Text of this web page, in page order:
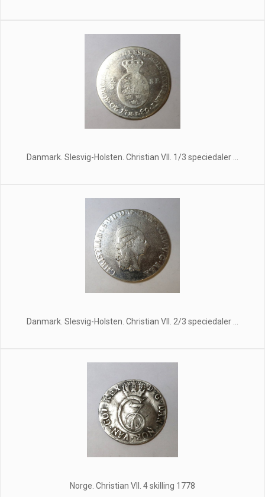
Danmark. Slesvig-Holsten. Christian Vll. 1/3 speciedaler ...
Danmark. Slesvig-Holsten. Christian Vll. 2/3 speciedaler ...
Norge. Christian Vll. 4 skilling 1778